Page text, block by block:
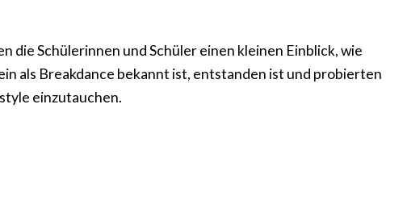
die Schülerinnen und Schüler einen kleinen Einblick, wie
als Breakdance bekannt ist, entstanden ist und probierten
einzutauchen.